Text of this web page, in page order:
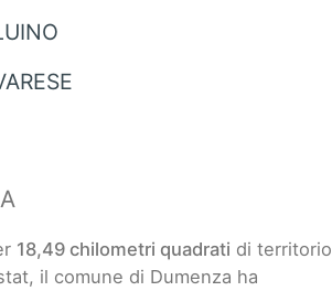
18,49 chilometri quadrati di territorio
il comune di Dumenza ha